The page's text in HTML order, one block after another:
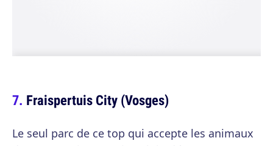
Fraispertuis City (Vosges)
Le seul parc de ce top qui accepte les animaux